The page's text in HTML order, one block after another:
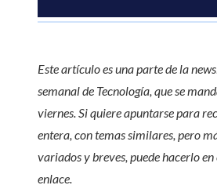
Este artículo es una parte de la
semanal de Tecnología, que se
viernes. Si quiere apuntarse para
entera, con temas similares, pero
variados y breves, puede hacerlo en
enlace.